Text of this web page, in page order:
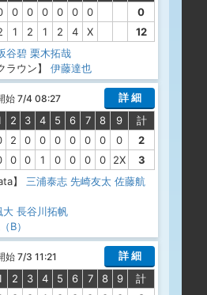
0 0 0 0 0 0
0
1 2 1 2 4 X
12
谷碧 栗木拓哉
ラウン】
伊藤達也
始 7/4 08:27
詳 細
2 3 4 5 6 7 8 9
計
2 0 0 0 0 0 0 0
2
0 0 1 0 0 0 0 2X
3
】
三浦泰志 先崎友太 佐藤航
大 長谷川拓帆
B）
7/3 11:21
詳 細
2 3 4 5 6 7 8 9
計